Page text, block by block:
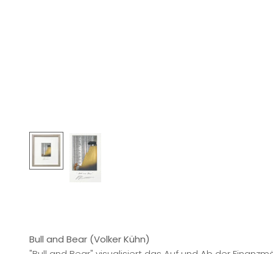
Bull and Bear (Volker Kühn)